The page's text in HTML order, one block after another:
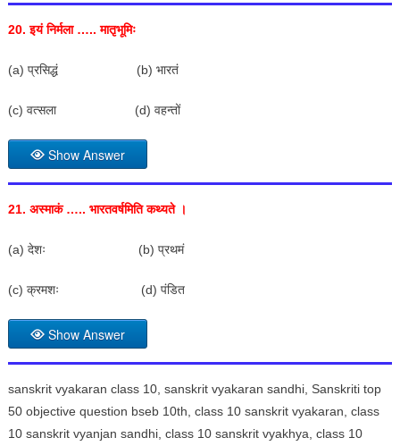
20.इयं निर्मला ….. मातृभूमिः
(a) प्रसिद्धं (b) भारतं
(c) वत्सला (d) वहन्तों
Show Answer
21. अस्माकं ….. भारतवर्षमिति कथ्यते ।
(a) देशः (b) प्रथमं
(c) क्रमशः (d) पंडित
Show Answer
sanskrit vyakaran class 10, sanskrit vyakaran sandhi, Sanskriti top
50 objective question bseb 10th, class 10 sanskrit vyakaran, class
10 sanskrit vyanjan sandhi, class 10 sanskrit vyakhya, class 10